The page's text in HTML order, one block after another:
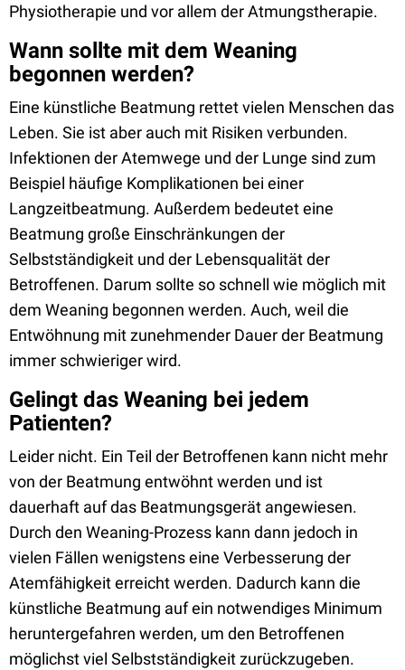
Physiotherapie und vor allem der Atmungstherapie.
Wann sollte mit dem Weaning
begonnen werden?
Eine künstliche Beatmung rettet vielen Menschen das
Leben. Sie ist aber auch mit Risiken verbunden.
Infektionen der Atemwege und der Lunge sind zum
Beispiel häufige Komplikationen bei einer
Langzeitbeatmung. Außerdem bedeutet eine
Beatmung große Einschränkungen der
Selbstständigkeit und der Lebensqualität der
Betroffenen. Darum sollte so schnell wie möglich mit
dem Weaning begonnen werden. Auch, weil die
Entwöhnung mit zunehmender Dauer der Beatmung
immer schwieriger wird.
Gelingt das Weaning bei jedem
Patienten?
Leider nicht. Ein Teil der Betroffenen kann nicht mehr
von der Beatmung entwöhnt werden und ist
dauerhaft auf das Beatmungsgerät angewiesen.
Durch den Weaning-Prozess kann dann jedoch in
vielen Fällen wenigstens eine Verbesserung der
Atemfähigkeit erreicht werden. Dadurch kann die
künstliche Beatmung auf ein notwendiges Minimum
heruntergefahren werden, um den Betroffenen
möglichst viel Selbstständigkeit zurückzugeben.